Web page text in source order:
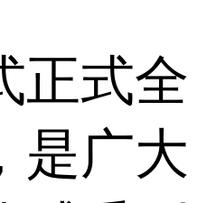
正式全
是广大